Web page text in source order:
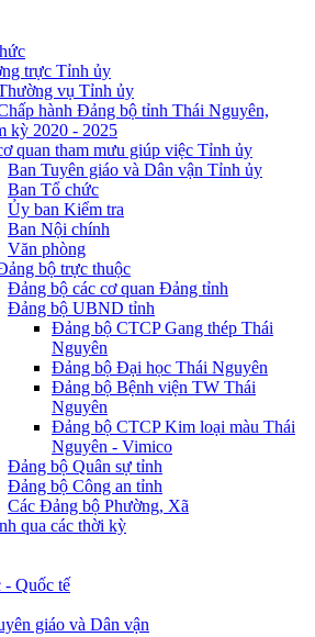
trực Tỉnh ủy
vụ Tỉnh ủy
hành Đảng bộ tỉnh Thái Nguyên,
kỳ 2020 - 2025
quan tham mưu giúp việc Tỉnh ủy
Ban Tuyên giáo và Dân vận Tỉnh ủy
Ban Tổ chức
Ủy ban Kiểm tra
Ban Nội chính
Văn phòng
bộ trực thuộc
Đảng bộ các cơ quan Đảng tỉnh
Đảng bộ UBND tỉnh
Đảng bộ CTCP Gang thép Thái
Nguyên
Đảng bộ Đại học Thái Nguyên
Đảng bộ Bệnh viện TW Thái
Nguyên
Đảng bộ CTCP Kim loại màu Thái
Nguyên - Vimico
Đảng bộ Quân sự tỉnh
Đảng bộ Công an tỉnh
Các Đảng bộ Phường, Xã
qua các thời kỳ
- Quốc tế
giáo và Dân vận